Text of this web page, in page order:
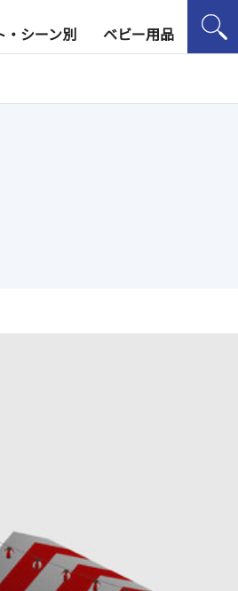
・シーン別 ベビー用品